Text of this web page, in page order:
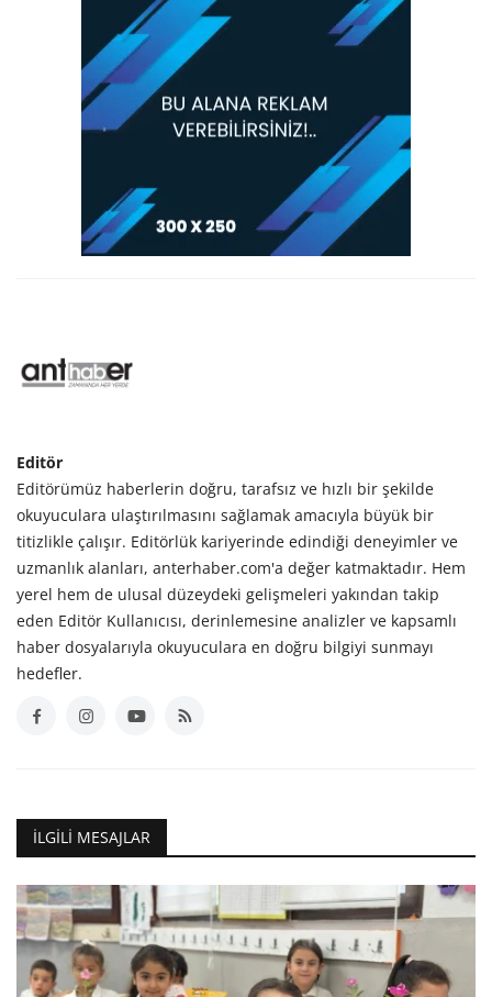
Editör
Editörümüz haberlerin doğru, tarafsız ve hızlı bir şekilde
okuyuculara ulaştırılmasını sağlamak amacıyla büyük bir
titizlikle çalışır. Editörlük kariyerinde edindiği deneyimler ve
uzmanlık alanları, anterhaber.com'a değer katmaktadır. Hem
yerel hem de ulusal düzeydeki gelişmeleri yakından takip
eden Editör Kullanıcısı, derinlemesine analizler ve kapsamlı
haber dosyalarıyla okuyuculara en doğru bilgiyi sunmayı
hedefler.
İLGILI MESAJLAR